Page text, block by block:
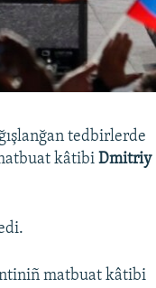
tedbirlerde
kâtibiDmitriy
matbuat kâtibi